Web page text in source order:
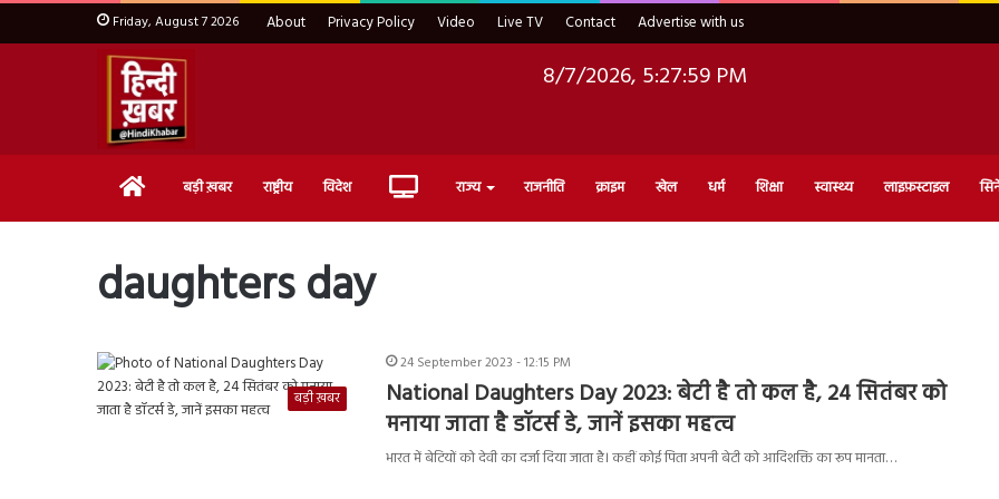
Friday, August 7 2026 About Privacy Policy Video Live TV Contact Advertise with us
8/7/2026, 5:28:00 PM
Home बड़ी ख़बर राष्ट्रीय विदेश Live राज्य राजनीति क्राइम खेल धर्म शिक्षा स्वास्थ्य लाइफ़स्टाइल
daughters day
बड़ी ख़बर
24 September 2023 - 12:15 PM
National Daughters Day 2023: बेटी है तो कल है, 24 सितंबर को
मनाया जाता है डॉटर्स डे, जानें इसका महत्व
भारत में बेटियों को देवी का दर्जा दिया जाता है। कहीं कोई पिता अपनी बेटी को आदिशक्ति का रूप मानता…